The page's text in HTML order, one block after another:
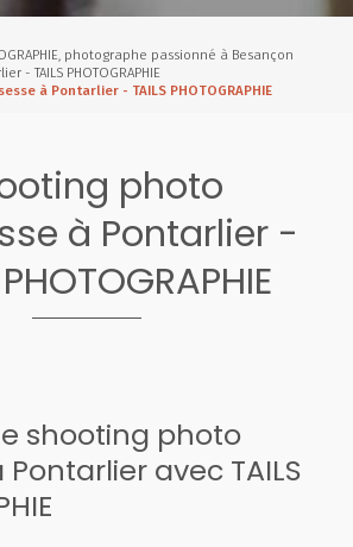
photographe passionné à Besançon
- TAILS PHOTOGRAPHIE
à Pontarlier - TAILS PHOTOGRAPHIE
photo
à Pontarlier -
shooting photo
avec TAILS